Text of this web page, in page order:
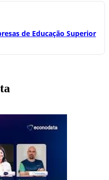
de Educação Superior